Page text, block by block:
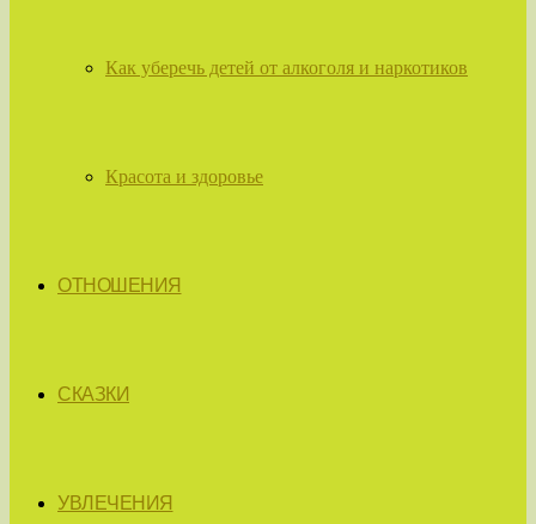
Как уберечь детей от алкоголя и наркотиков
Красота и здоровье
ОТНОШЕНИЯ
СКАЗКИ
УВЛЕЧЕНИЯ